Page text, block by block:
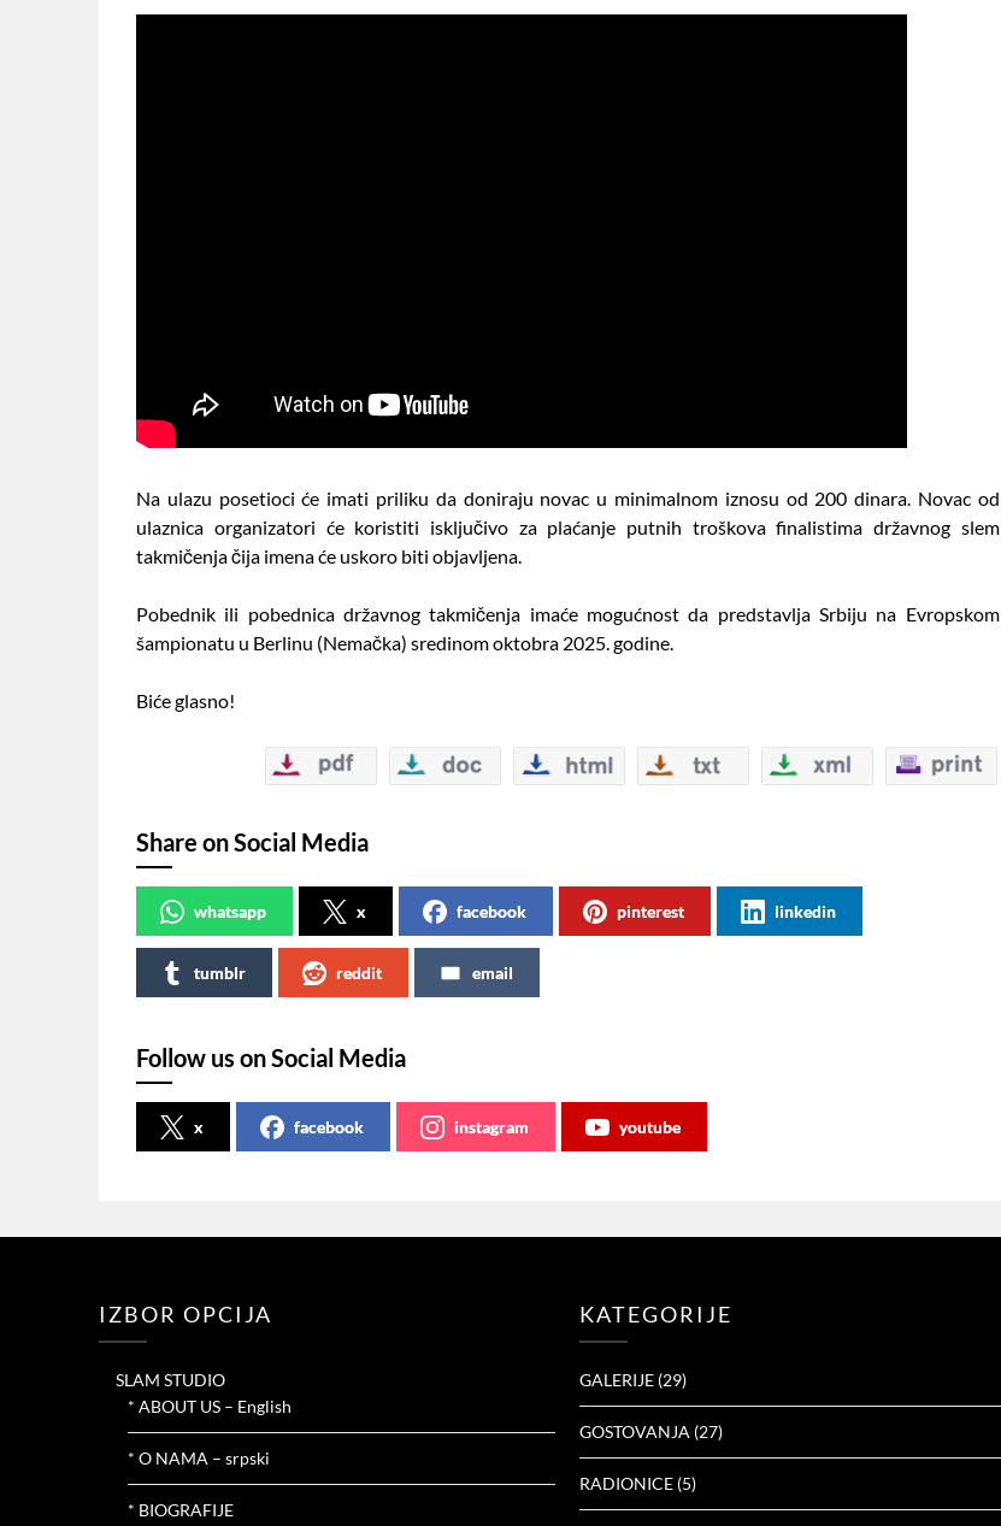
Na ulazu posetioci će imati priliku da doniraju novac u minimalnom iznosu od 200 dinara. Novac od
ulaznica organizatori će koristiti isključivo za plaćanje putnih troškova finalistima državnog slem
takmičenja čija imena će uskoro biti objavljena.
Pobednik ili pobednica državnog takmičenja imaće mogućnost da predstavlja Srbiju na Evropskom
šampionatu u Berlinu (Nemačka) sredinom oktobra 2025. godine.
Biće glasno!
Share on Social Media
whatsapp x facebook pinterest linkedin
tumblr reddit email
Follow us on Social Media
x facebook instagram youtube
IZBOR OPCIJA
SLAM STUDIO
* ABOUT US – English
* O NAMA – srpski
* BIOGRAFIJE
KATEGORIJE
GALERIJE (29)
GOSTOVANJA (27)
RADIONICE (5)